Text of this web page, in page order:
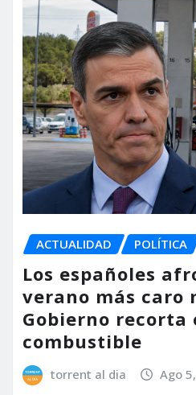
ACTUALIDAD POLÍTICA
Los españoles
verano más caro
Gobierno recorta
combustible
torrent al dia Ago